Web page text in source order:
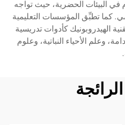
في البيئات الحضرية، حيث تواجه
كما تطبِّق المؤسسات التعليمية
الهيدروبونيك كأدوات تدريسية
وعلم الأحياء النباتية، وعلوم